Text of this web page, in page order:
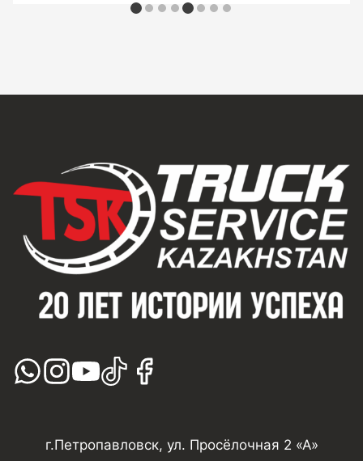
г.Петропавловск, ул. Просёлочная 2 «А»